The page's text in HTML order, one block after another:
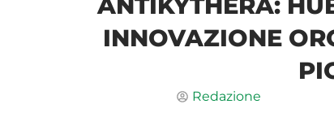
INNOVAZIONE
Redazione